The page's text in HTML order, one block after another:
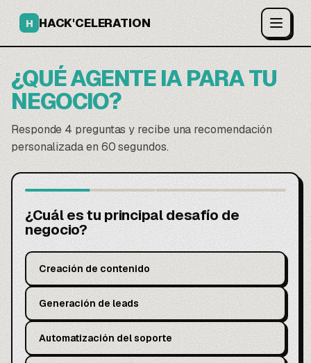
H HACK'CELERATION
¿QUÉ AGENTE IA PARA TU
NEGOCIO?
Responde 4 preguntas y recibe una recomendación
personalizada en 60 segundos.
¿Cuál es tu principal desafío de
negocio?
Creación de contenido
Generación de leads
Automatización del soporte